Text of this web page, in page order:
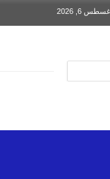
6, 2026